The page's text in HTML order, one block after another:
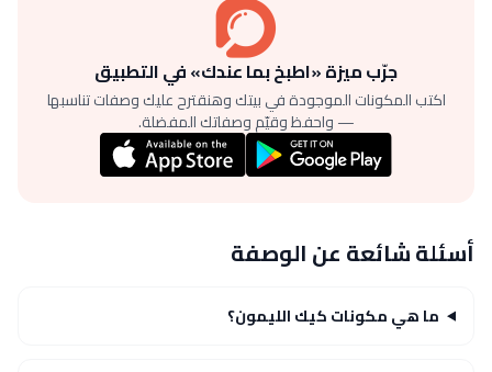
جرّب ميزة «اطبخ بما عندك» في التطبيق
اكتب المكونات الموجودة في بيتك وهنقترح عليك وصفات تناسبها
— واحفظ وقيّم وصفاتك المفضلة.
أسئلة شائعة عن الوصفة
ما هي مكونات كيك الليمون؟